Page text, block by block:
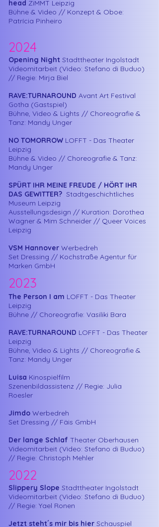
head ZiMMT Leipzig
Bühne & Video // Konzept & Oboe:
Patrícia Pinheiro
2024
Opening Night Stadttheater Ingolstadt
Videomitarbeit (Video: Stefano di Buduo)
// Regie: Mirja Biel
RAVE:TURNAROUND Avant Art Festival
Gotha (Gastspiel)
Bühne, Video & Lights // Choreografie &
Tanz: Mandy Unger
NO TOMORROW LOFFT - Das Theater
Leipzig
Bühne & Video // Choreografie & Tanz:
Mandy Unger
SPÜRT IHR MEINE FREUDE / HÖRT IHR
DAS GEWITTER? Stadtgeschichtliches
Museum Leipzig
Ausstellungsdesign // Kuration: Dorothea
Wagner & Mim Schneider // Queer Voices
Leipzig
VSM Hannover Werbedreh
Set Dressing // Kochstraße Agentur für
Marken GmbH
2023
The Person I am LOFFT - Das Theater
Leipzig
Bühne // Choreografie: Vasiliki Bara
RAVE:TURNAROUND LOFFT - Das Theater
Leipzig
Bühne, Video & Lights // Choreografie &
Tanz: Mandy Unger
Luisa Kinospielfilm
Szenenbildassistenz // Regie: Julia
Roesler
Jimdo Werbedreh
Set Dressing // Fäis GmbH
Der lange Schlaf Theater Oberhausen
Videomitarbeit (Video: Stefano di Buduo)
// Regie: Christoph Mehler
2022
Slippery Slope Stadttheater Ingolstadt
Videomitarbeit (Video: Stefano di Buduo)
// Regie: Yael Ronen
Jetzt steht´s mir bis hier Schauspiel